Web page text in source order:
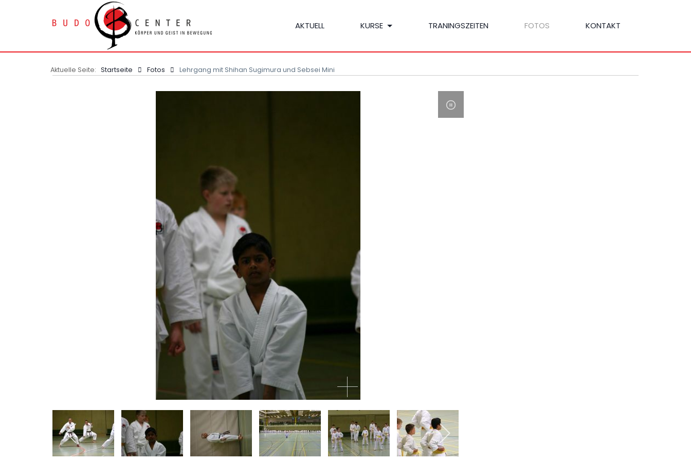
AKTUELL KURSE TRANINGSZEITEN FOTOS KONTAKT
Aktuelle Seite: Startseite Fotos Lehrgang mit Shihan Sugimura und Sebsei Mini